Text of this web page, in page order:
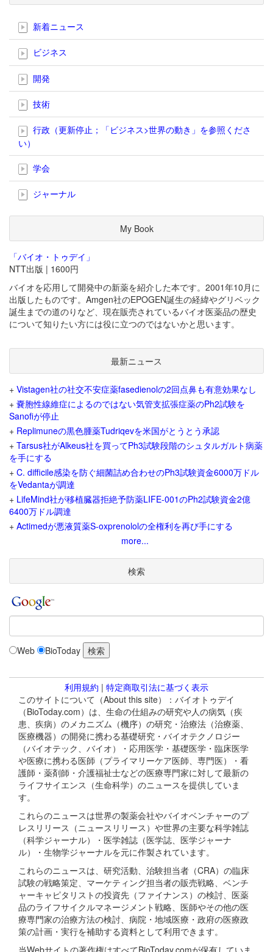
新着ニュース
ビジネス
開発
技術
行政（更新停止；「ビジネス>世界の動き」を参照くださ
い）
学会
ジャーナル
My Book
「バイオ・トゥデイ」
NTT出版 | 1600円
バイオを応用して開発中の新薬を紹介した本です。2001年10月に
出版したものです。Amgen社のEPOGEN誕生の経緯やグリベック
誕生までの道のりなど、現在販売されているバイオ医薬品の歴史
について知りたい方には役に立つのではないかと思います。
最新ニュース
+ Vistagen社の社交不安症薬fasedienolの2回点鼻も有意効果なし
+ 嚢胞性線維症によるのではない気管支拡張症薬のPh2試験を
Sanofiが停止
+ Replimuneの黒色腫薬Tudriqevを米国がとうとう承認
+ Tarsus社がAlkeus社を買ってPh3試験段階のシュタルガルト病薬
を手にする
+ C. difficile感染を防ぐ細菌詰め合わせのPh3試験資金6000万ドル
をVedantaが調達
+ LifeMind社が移植臓器拒絶予防薬LIFE-001のPh2試験資金2億
6400万ドル調達
+ Actimedが悪液質薬S-oxprenololの全権利を再び手にする
more...
検索
Web BioToday
利用規約 | 特定商取引法に基づく表示
このサイトについて（About this site）：バイオトゥデイ
（BioToday.com）は、生命の仕組みの研究や人の病気（疾
患、疾病）のメカニズム（機序）の研究・治療法（治療薬、
医療機器）の開発に携わる基礎研究・バイオテクノロジー
（バイオテック、バイオ）・応用医学・基礎医学・臨床医学
や医療に携わる医師（プライマリーケア医師、専門医）・看
護師・薬剤師・介護福祉士などの医療専門家に対して最新の
ライフサイエンス（生命科学）のニュースを提供していま
す。
これらのニュースは世界の製薬会社やバイオベンチャーのプ
レスリリース（ニュースリリース）や世界の主要な科学雑誌
（科学ジャーナル）・医学雑誌（医学誌、医学ジャーナ
ル）・生物学ジャーナルを元に作製されています。
これらのニュースは、研究活動、治験担当者（CRA）の臨床
試験の戦略策定、マーケティング担当者の販売戦略、ベンチ
ャーキャピタリストの投資先（ファイナンス）の検討、医薬
品のライフサイクルマネージメント戦略、医師やその他の医
療専門家の治療方法の検討、病院・地域医療・政府の医療政
策の計画・実行を補助する資料として利用できます。